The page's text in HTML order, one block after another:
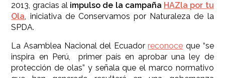
2013, gracias alimpulso de la campaña HAZla por tu
Ola, iniciativa de Conservamos por Naturaleza de la
SPDA.
La Asamblea Nacional del Ecuadorreconoce que “se
inspira en Perú, primer país en aprobar una ley de
protección de olas” y señala que el marco normativo